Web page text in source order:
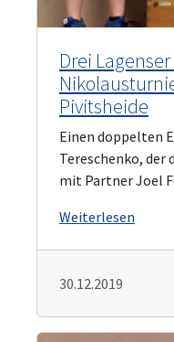
Drei
Pivitsheide
Einen doppelten
Tereschenko, der
mit Partner Joel
Weiterlesen
30.12.2019